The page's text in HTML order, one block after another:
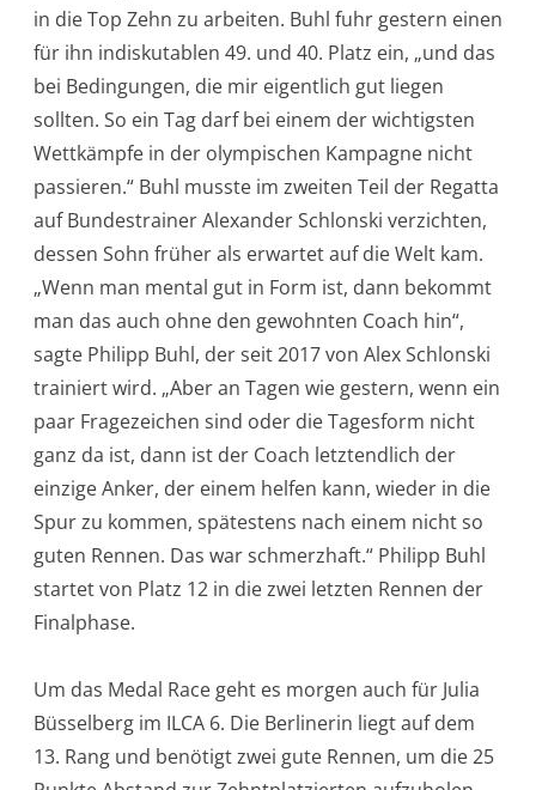
in die Top Zehn zu arbeiten. Buhl fuhr gestern einen
für ihn indiskutablen 49. und 40. Platz ein, „und das
bei Bedingungen, die mir eigentlich gut liegen
sollten. So ein Tag darf bei einem der wichtigsten
Wettkämpfe in der olympischen Kampagne nicht
passieren.“ Buhl musste im zweiten Teil der Regatta
auf Bundestrainer Alexander Schlonski verzichten,
dessen Sohn früher als erwartet auf die Welt kam.
„Wenn man mental gut in Form ist, dann bekommt
man das auch ohne den gewohnten Coach hin“,
sagte Philipp Buhl, der seit 2017 von Alex Schlonski
trainiert wird. „Aber an Tagen wie gestern, wenn ein
paar Fragezeichen sind oder die Tagesform nicht
ganz da ist, dann ist der Coach letztendlich der
einzige Anker, der einem helfen kann, wieder in die
Spur zu kommen, spätestens nach einem nicht so
guten Rennen. Das war schmerzhaft.“ Philipp Buhl
startet von Platz 12 in die zwei letzten Rennen der
Finalphase.
Um das Medal Race geht es morgen auch für Julia
Büsselberg im ILCA 6. Die Berlinerin liegt auf dem
13. Rang und benötigt zwei gute Rennen, um die 25